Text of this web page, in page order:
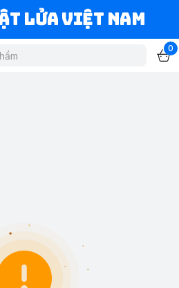
Lửa Việt Nam
0